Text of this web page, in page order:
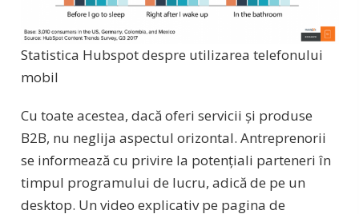
Statistica Hubspot despre utilizarea telefonului
mobil
Cu toate acestea, dacă oferi servicii și produse
B2B, nu neglija aspectul orizontal. Antreprenorii
se informează cu privire la potențiali parteneri în
timpul programului de lucru, adică de pe un
desktop. Un video explicativ pe pagina de